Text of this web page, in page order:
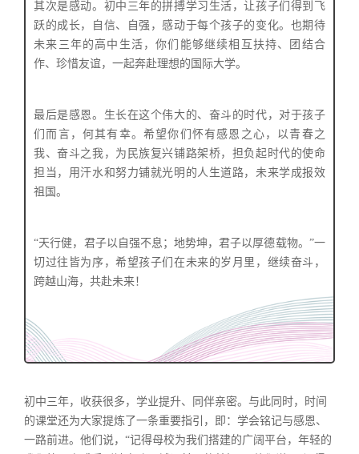
其次是感动。初中三年的拼搏学习生活，让孩子们得到飞
跃的成长，自信、自强，感动于每个孩子的变化。也期待
未来三年的高中生活，你们能够继续相互扶持、团结合
作、珍惜友谊，一起奔赴理想的国际大学。
最后是感恩。生长在这个伟大的、奋斗的时代，对于孩子
们而言，何其有幸。希望你们怀有感恩之心，以青春之
我、奋斗之我，为民族复兴铺路架桥，担负起时代的使命
担当，用汗水和努力铺就光明的人生道路，未来学成报效
祖国。
“天行健，君子以自强不息；地势坤，君子以厚德载物。”一
切过往皆为序，希望孩子们在未来的岁月里，继续奋斗，
跨越山海，共赴未来！
初中三年，收获很多，学业提升、同伴亲密。与此同时，时间
的课堂还为大家提炼了一条重要指引，即：学会铭记与感恩、
一路前进。他们说，“记得母校为我们搭建的广阔平台，年轻的